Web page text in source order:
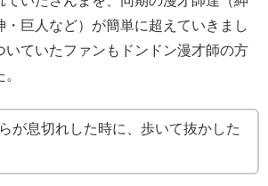
・巨人など）が簡単に超えていきまし
いていたファンもドンドン漫才師の方
が息切れした時に、歩いて抜かした